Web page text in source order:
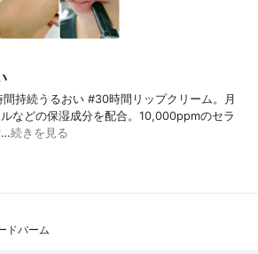
持続うるおい #30時間リップクリーム。月
などの保湿成分を配合。10,000ppmのセラ
…続きを見る
ドバーム